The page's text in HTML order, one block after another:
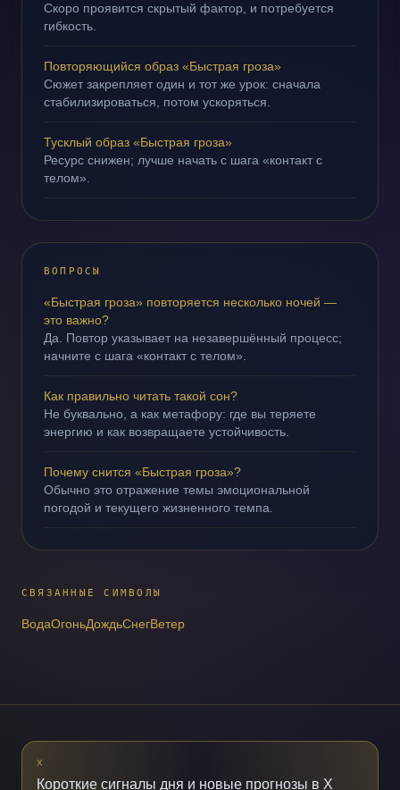
Скоро проявится скрытый фактор, и потребуется
гибкость.
Повторяющийся образ «Быстрая гроза»
Сюжет закрепляет один и тот же урок: сначала
стабилизироваться, потом ускоряться.
Тусклый образ «Быстрая гроза»
Ресурс снижен; лучше начать с шага «контакт с
телом».
ВОПРОСЫ
«Быстрая гроза» повторяется несколько ночей —
это важно?
Да. Повтор указывает на незавершённый процесс;
начните с шага «контакт с телом».
Как правильно читать такой сон?
Не буквально, а как метафору: где вы теряете
энергию и как возвращаете устойчивость.
Почему снится «Быстрая гроза»?
Обычно это отражение темы эмоциональной
погодой и текущего жизненного темпа.
СВЯЗАННЫЕ СИМВОЛЫ
ВодаОгоньДождьСнегВетер
X
Короткие сигналы дня и новые прогнозы в X